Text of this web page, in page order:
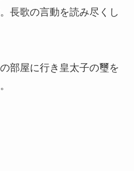
長歌の言動を読み尽くし
部屋に行き皇太子の璽を